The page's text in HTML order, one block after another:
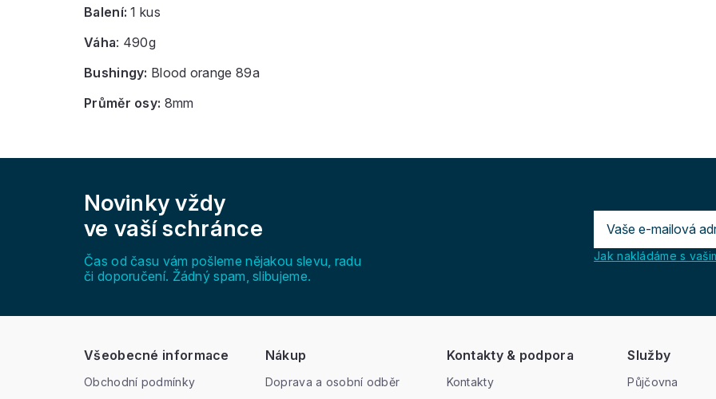
Balení: 1 kus
Váha: 490g
Bushingy: Blood orange 89a
Průměr osy: 8mm
Novinky vždy
ve vaší schránce
Čas od času vám pošleme nějakou slevu, radu
či doporučení. Žádný spam, slibujeme.
Jak nakládáme s
Všeobecné informace
Obchodní podmínky
Nákup
Doprava a osobní odběr
Kontakty & podpora
Kontakty
Služby
Půjčovna